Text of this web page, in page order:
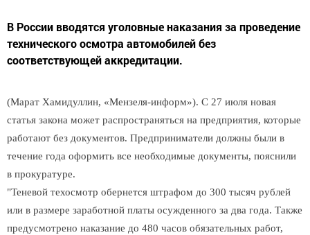
В России вводятся уголовные наказания за проведение
технического осмотра автомобилей без
соответствующей аккредитации.
(Марат Хамидуллин, «Мензеля-информ»). С 27 июля новая
статья закона может распространяться на предприятия, которые
работают без документов. Предприниматели должны были в
течение года оформить все необходимые документы, пояснили
в прокуратуре.
"Теневой техосмотр обернется штрафом до 300 тысяч рублей
или в размере заработной платы осужденного за два года. Также
предусмотрено наказание до 480 часов обязательных работ,